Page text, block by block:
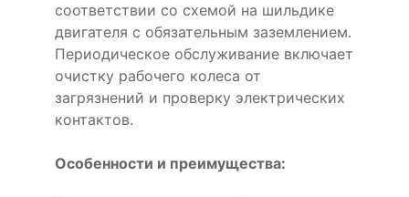
соответствии со схемой на шильдике
двигателя с обязательным заземлением.
Периодическое обслуживание включает
очистку рабочего колеса от
загрязнений и проверку электрических
контактов.
Особенности и преимущества: